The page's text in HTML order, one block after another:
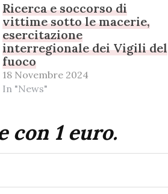
Ricerca e soccorso di
vittime sotto le macerie,
esercitazione
interregionale dei Vigili del
fuoco
18 Novembre 2024
In "News"
con 1 euro.